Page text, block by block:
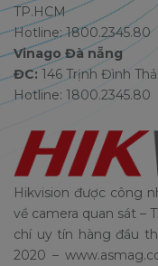
TP.HCM
Hotline: 1800.2345.80
Vinago Đà nẵng
ĐC: 146 Trịnh Đình
Hotline: 1800.2345.80
Hikvision được công
về camera quan sát –
chí uy tín hàng đầu
2020 –